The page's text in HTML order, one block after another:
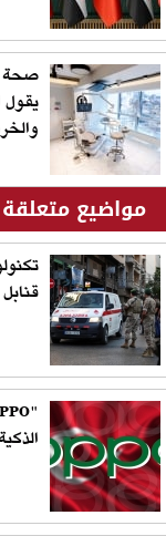
صحة
يقول
مواضيع متعلقة